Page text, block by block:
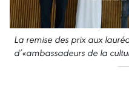
La remise des prix aux
d’«ambassadeurs de la